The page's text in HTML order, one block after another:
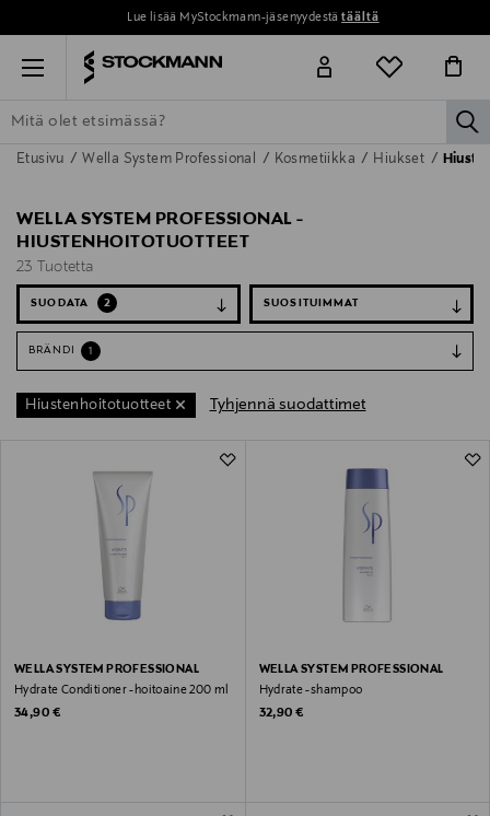
Lue lisää MyStockmann-jäsenyydestätäältä
Menu
ETSI KAIKKI NAISET MIEHET LAPSET KOTI
Etusivu Wella System Professional Kosmetiikka Hiukset
WELLA SYSTEM PROFESSIONAL -
HIUSTENHOITOTUOTTEET
23 Tuotetta
SUODATA 2
BRÄNDI 1
Hiustenhoitotuotteet Tyhjennä suodattimet
WELLA SYSTEM PROFESSIONAL
Hydrate Conditioner -hoitoaine 200 ml
Original Price
34,90 €
WELLA SYSTEM PROFESSIONAL
Hydrate -shampoo
Original Price
32,90 €